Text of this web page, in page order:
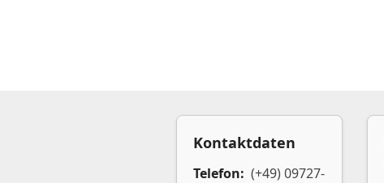
Kontaktdaten
Telefon: (+49) 09727-